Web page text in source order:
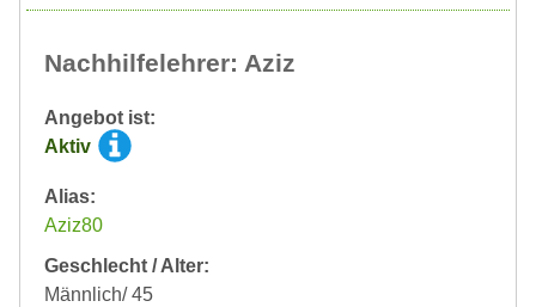
Nachhilfelehrer: Aziz
Angebot ist:
Aktiv
Alias:
Aziz80
Geschlecht / Alter:
Männlich/ 45